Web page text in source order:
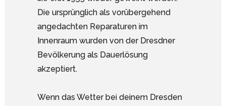
Die ursprünglich als vorübergehend
angedachten Reparaturen im
Innenraum wurden von der Dresdner
Bevölkerung als Dauerlösung
akzeptiert.
Wenn das Wetter bei deinem Dresden